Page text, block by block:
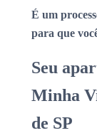
É um
para que
Seu
Minha
de SP